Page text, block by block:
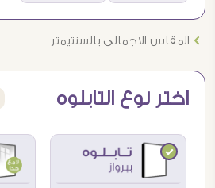
Ö المقاس الاجمالى بالسنتيمتر
اختر نوع التابلوه